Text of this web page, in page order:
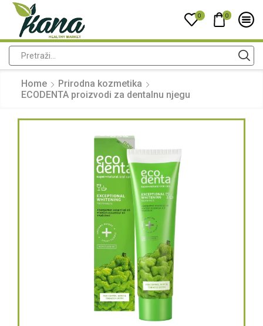
0 0
Home
Prirodna kozmetika
ECODENTA proizvodi za dentalnu njegu